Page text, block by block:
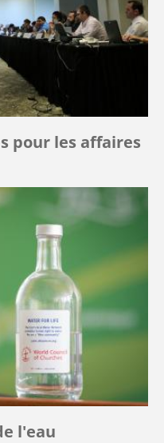
pour les affaires
l'eau